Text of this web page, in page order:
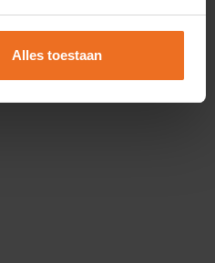
Alles toestaan